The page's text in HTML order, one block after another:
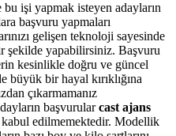
işi yapmak isteyen adayların
başvuru yapmaları
gelişen teknoloji sayesinde
şekilde yapabilirsiniz. Başvuru
kesinlikle doğru ve güncel
büyük bir hayal kırıklığına
çıkarmamanız
başvurularcast ajans
edilmemektedir. Modellik